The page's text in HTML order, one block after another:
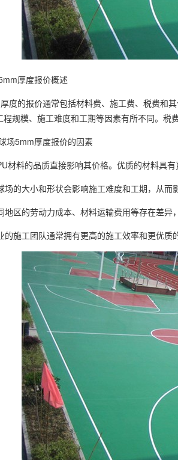
厚度报价概述
的报价通常包括材料费、施工费、税费和
规模、施工难度和工期等因素有所不同。税
5mm厚度报价的因素
料的品质直接影响其价格。优质的材料具有
大小和形状会影响施工难度和工期，从而
的劳动力成本、材料运输费用等存在差异
工团队通常拥有更高的施工效率和更优质